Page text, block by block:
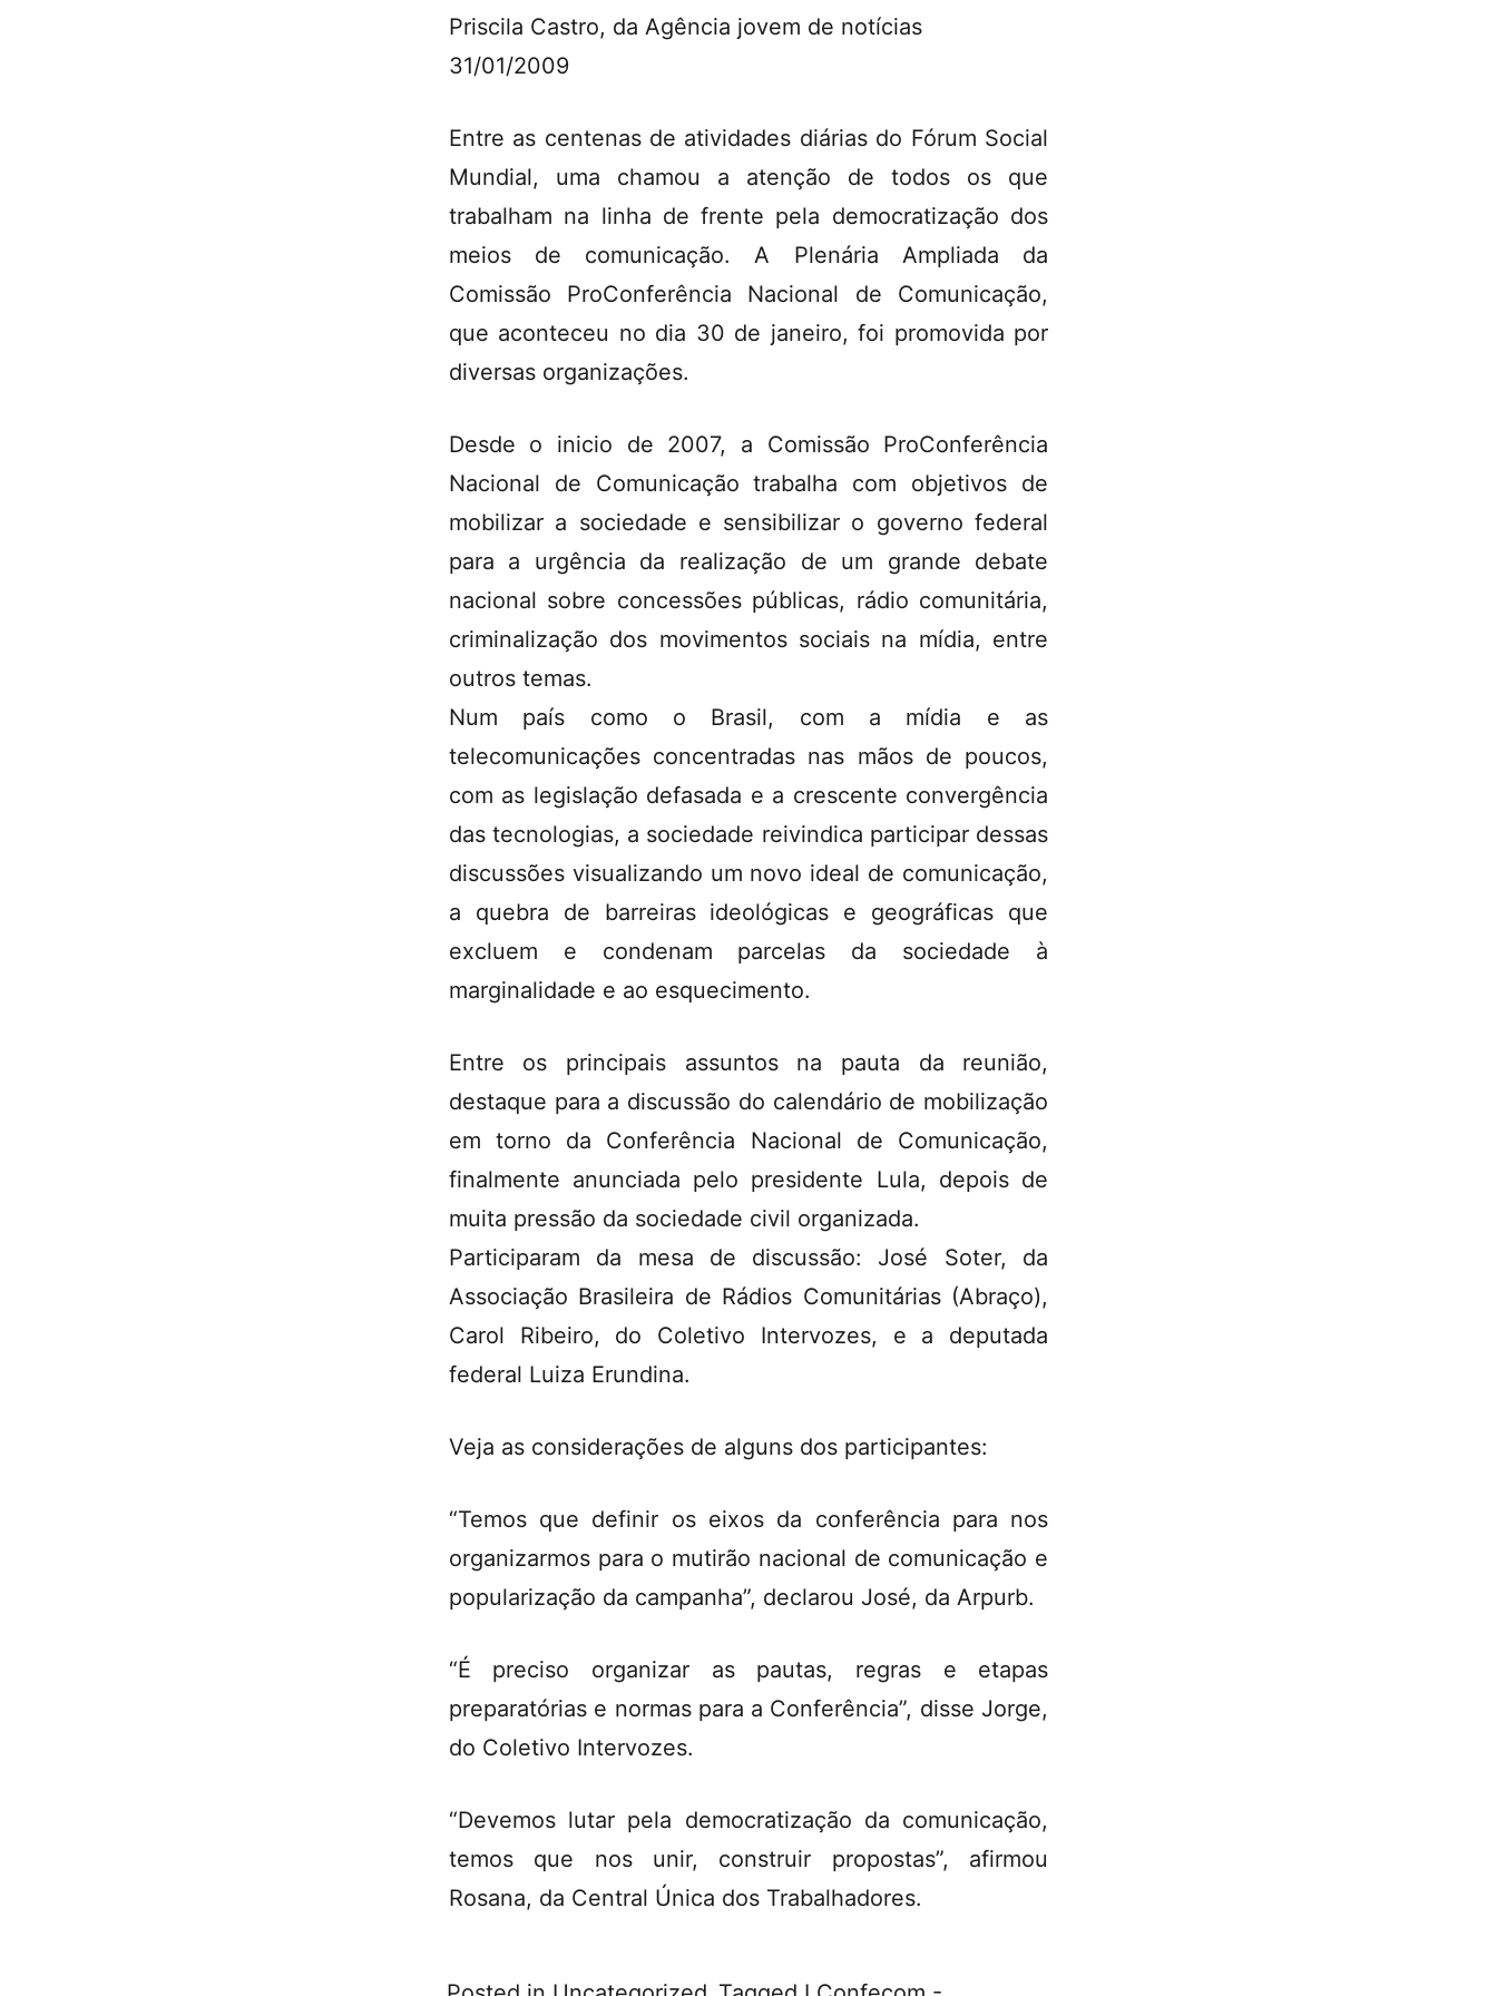
Priscila Castro, da Agência jovem de notícias
31/01/2009
Entre as centenas de atividades diárias do Fórum Social
Mundial, uma chamou a atenção de todos os que
trabalham na linha de frente pela democratização dos
meios de comunicação. A Plenária Ampliada da
Comissão ProConferência Nacional de Comunicação,
que aconteceu no dia 30 de janeiro, foi promovida por
diversas organizações.
Desde o inicio de 2007, a Comissão ProConferência
Nacional de Comunicação trabalha com objetivos de
mobilizar a sociedade e sensibilizar o governo federal
para a urgência da realização de um grande debate
nacional sobre concessões públicas, rádio comunitária,
criminalização dos movimentos sociais na mídia, entre
outros temas.
Num país como o Brasil, com a mídia e as
telecomunicações concentradas nas mãos de poucos,
com as legislação defasada e a crescente convergência
das tecnologias, a sociedade reivindica participar dessas
discussões visualizando um novo ideal de comunicação,
a quebra de barreiras ideológicas e geográficas que
excluem e condenam parcelas da sociedade à
marginalidade e ao esquecimento.
Entre os principais assuntos na pauta da reunião,
destaque para a discussão do calendário de mobilização
em torno da Conferência Nacional de Comunicação,
finalmente anunciada pelo presidente Lula, depois de
muita pressão da sociedade civil organizada.
Participaram da mesa de discussão: José Soter, da
Associação Brasileira de Rádios Comunitárias (Abraço),
Carol Ribeiro, do Coletivo Intervozes, e a deputada
federal Luiza Erundina.
Veja as considerações de alguns dos participantes:
“Temos que definir os eixos da conferência para nos
organizarmos para o mutirão nacional de comunicação e
popularização da campanha”, declarou José, da Arpurb.
“É preciso organizar as pautas, regras e etapas
preparatórias e normas para a Conferência”, disse Jorge,
do Coletivo Intervozes.
“Devemos lutar pela democratização da comunicação,
temos que nos unir, construir propostas”, afirmou
Rosana, da Central Única dos Trabalhadores.